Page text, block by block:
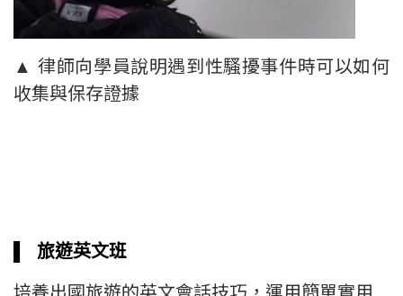
▲ 律師向學員說明遇到性騷擾事件時可以如何
收集與保存證據
旅遊英文班
培養出國旅遊的英文會話技巧，運用簡單實用